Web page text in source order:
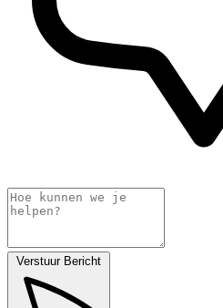
Verstuur Bericht